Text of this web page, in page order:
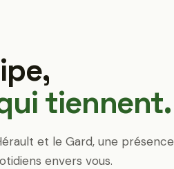
tiennent.
et le Gard, une présence
envers vous.